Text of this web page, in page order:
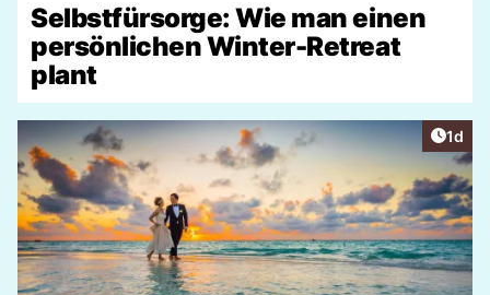
Selbstfürsorge: Wie man einen
persönlichen Winter-Retreat
plant
1d